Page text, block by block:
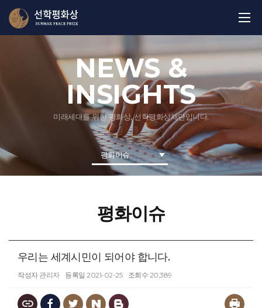
NEWS &
INSIGHTS
미래세대를 위한 평화상, 선학평화상재단입니다.
평화이슈
평화이슈
우리는 세계시민이 되어야 합니다.
작성자 관리자 등록일 2021-02-25 조회수 20,389